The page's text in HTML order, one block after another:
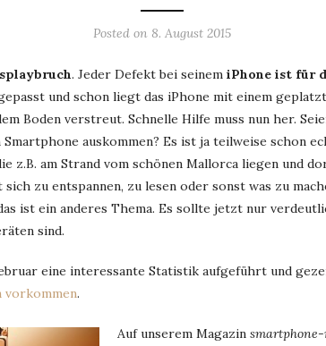
Posted on 8. August 2015
. Jeder Defekt bei seinem iPhone ist für
und schon liegt das iPhone mit einem
Boden verstreut. Schnelle Hilfe muss nun her.
auskommen? Es ist ja teilweise schon
z.B. am Strand vom schönen Mallorca liegen und
zu entspannen, zu lesen oder sonst was zu
ist ein anderes Thema. Es sollte jetzt nur
sind.
eine interessante Statistik aufgeführt und
vorkommen.
Auf unserem Magazin